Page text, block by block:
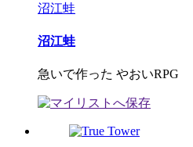
沼江蛙
沼江蛙
急いで作った やおいRPG